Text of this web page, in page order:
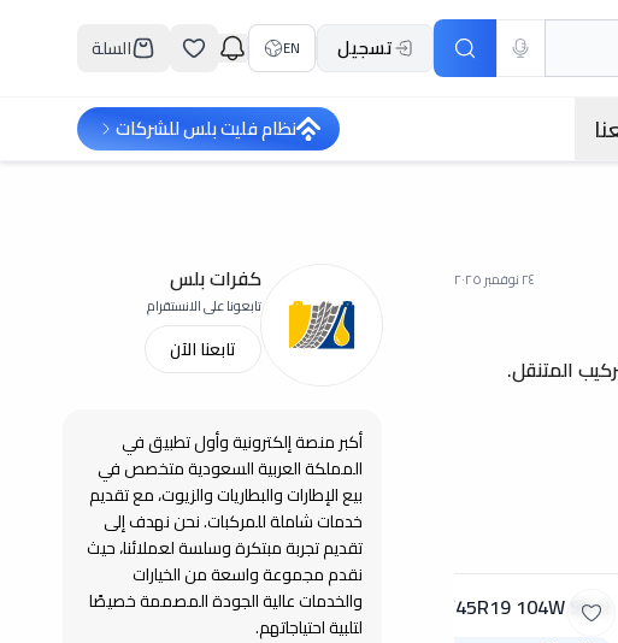
تسجيل EN السلة
نظام فليت بلس للشركات
٢٤ نوفمبر ٢٠٢٥
المتنقل.
تخفيض 255/45R19 104W SX-2 سونار 275/40R20 106H SX-5 سونار
كفرات بلس
تابعونا على الانستقرام
تابعنا الآن
أكبر منصة إلكترونية وأول تطبيق في
المملكة العربية السعودية متخصص في
بيع الإطارات والبطاريات والزيوت، مع تقديم
خدمات شاملة للمركبات. نحن نهدف إلى
تقديم تجربة مبتكرة وسلسة لعملائنا، حيث
نقدم مجموعة واسعة من الخيارات
والخدمات عالية الجودة المصممة خصيصًا
لتلبية احتياجاتهم.